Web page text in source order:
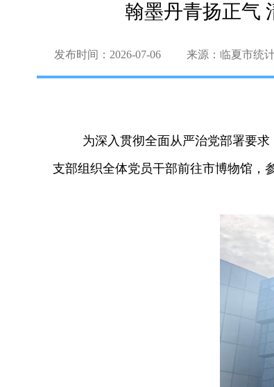
翰墨丹青扬正气
发布时间：2026-07-06 来源：临夏市统
为深入贯彻全面从严治党部署要
支部组织全体党员干部前往市博物馆，